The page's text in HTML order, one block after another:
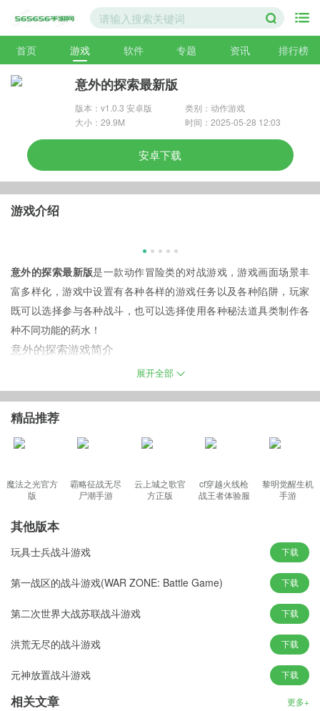
首页 游戏 软件 专题 资讯 排行榜
意外的探索最新版
版本：v1.0.3 安卓版
类别：动作游戏
大小：29.9M
时间：2025-05-28 12:03
安卓下载
游戏介绍
意外的探索最新版是一款动作冒险类的对战游戏，游戏画面场景丰
富多样化，游戏中设置有各种各样的游戏任务以及各种陷阱，玩家
既可以选择参与各种战斗，也可以选择使用各种秘法道具类制作各
种不同功能的药水！
意外的探索游戏简介
这款具有策略和管理元素、有趣的任务和隐藏物品的冒险游戏将让
作药水，整个世界将在您的眼前展开……一个濒临灾难的世界。
7种制作药水的配方，充满了战斗与战术的玩法
8个章节，5-10小时的游戏时间，与怪物不断战斗
10余个额外任务，收集足够的资源和战利品
游戏亮点
1：全新的地图各位都可以自由发挥在这里去完成逆袭挑战。
2：还有很多陷阱需要你去开动脑筋将其破解才能继续前行。
3：整个游戏过程会非常的有意思不仅有刺激的对战体验。
游戏优势
展开全部
精品推荐
魔法之光官方
版
霸略征战无尽
尸潮手游
云上城之歌官
方正版
cf穿越火线枪
战王者体验服
黎明觉醒生机
手游
其他版本
玩具士兵战斗游戏 下载
第一战区的战斗游戏(WAR ZONE: Battle Game) 下载
第二次世界大战苏联战斗游戏 下载
洪荒无尽的战斗游戏 下载
元神放置战斗游戏 下载
相关文章 更多+